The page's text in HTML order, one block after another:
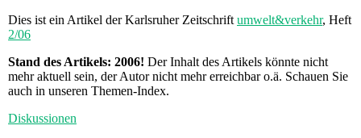
Dies ist ein Artikel der Karlsruher Zeitschrift umwelt&verkehr, Heft
2/06
Stand des Artikels: 2006! Der Inhalt des Artikels könnte nicht
mehr aktuell sein, der Autor nicht mehr erreichbar o.ä. Schauen Sie
auch in unseren Themen-Index.
Diskussionen